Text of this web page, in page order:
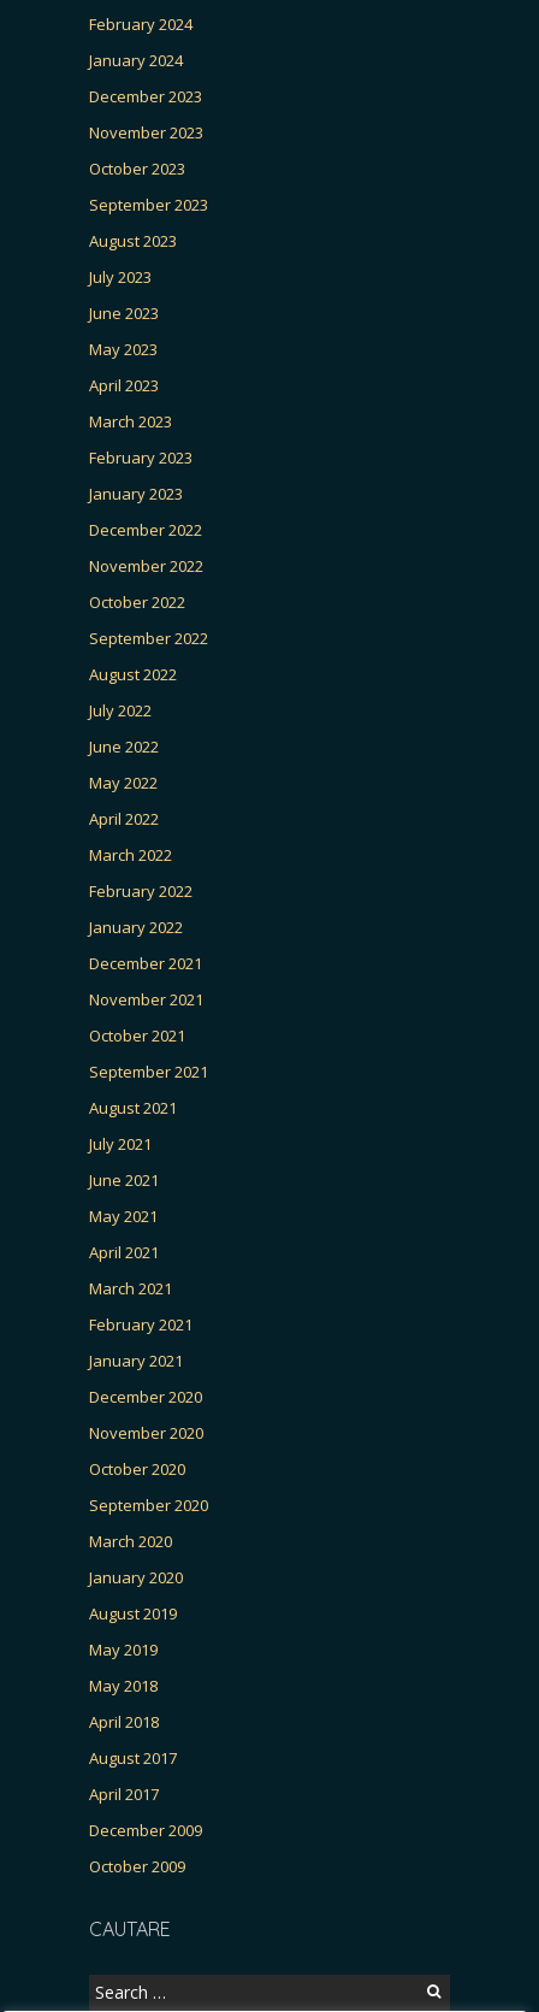
February 2024
January 2024
December 2023
November 2023
October 2023
September 2023
August 2023
July 2023
June 2023
May 2023
April 2023
March 2023
February 2023
January 2023
December 2022
November 2022
October 2022
September 2022
August 2022
July 2022
June 2022
May 2022
April 2022
March 2022
February 2022
January 2022
December 2021
November 2021
October 2021
September 2021
August 2021
July 2021
June 2021
May 2021
April 2021
March 2021
February 2021
January 2021
December 2020
November 2020
October 2020
September 2020
March 2020
January 2020
August 2019
May 2019
May 2018
April 2018
August 2017
April 2017
December 2009
October 2009
CAUTARE
Search